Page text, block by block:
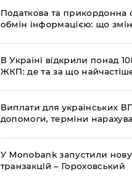
Податкова та прикордонна
обмін інформацією: що
В Україні відкрили понад
ЖКП: де та за що
Виплати для українських
допомоги, терміни
У Мonobank запустили
транзакцій – Гороховський